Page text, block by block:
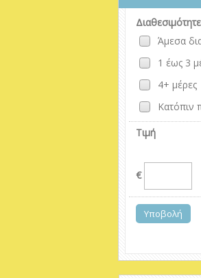
Άμεσα
1 έως 3
4+ μέρες
Κατόπιν
Τιμή
€